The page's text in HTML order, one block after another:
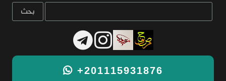
+201115931876